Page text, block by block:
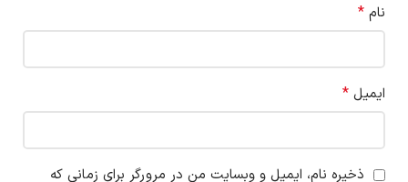
نام *
ایمیل *
ذخیره نام، ایمیل و وبسایت من در مرورگر برای زمانی که